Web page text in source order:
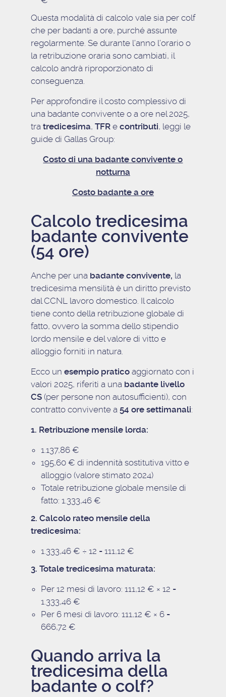
Questa modalità di calcolo vale sia per colf
che per badanti a ore, purché assunte
regolarmente. Se durante l’anno l’orario o
la retribuzione oraria sono cambiati, il
calcolo andrà riproporzionato di
conseguenza.
Per approfondire il costo complessivo di
una badante convivente o a ore nel 2025,
tra tredicesima, TFRe contributi, leggi le
guide di Gallas Group:
Costo di una badante convivente o
notturna
Costo badante a ore
Calcolo tredicesima
badante convivente
(54 ore)
Anche per una badante convivente, la
tredicesima mensilità è un diritto previsto
dal CCNL lavoro domestico. Il calcolo
tiene conto della retribuzione globale di
fatto, ovvero la somma dello stipendio
lordo mensile e del valore di vitto e
alloggio forniti in natura.
Ecco un esempio praticoaggiornato con i
valori 2025, riferiti a una badante livello
CS(per persone non autosufficienti), con
contratto convivente a 54 ore settimanali:
1. Retribuzione mensile lorda:
1.137,86 €
195,60 € di indennità sostitutiva vitto e
alloggio (valore stimato 2024)
Totale retribuzione globale mensile di
fatto: 1.333,46 €
2. Calcolo rateo mensile della
tredicesima:
1.333,46 € ÷ 12 = 111,12 €
3. Totale tredicesima maturata:
Per 12 mesi di lavoro: 111,12 € × 12 =
1.333,46 €
Per 6 mesi di lavoro: 111,12 € × 6 =
666,72 €
Quando arriva la
tredicesima della
badante o colf?